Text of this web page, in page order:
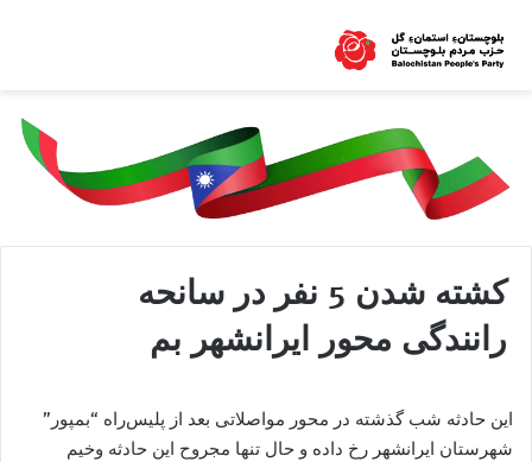
کشته شدن 5 نفر در سانحه
رانندگی محور ایرانشهر بم
این حادثه شب گذشته در محور مواصلاتی بعد از پلیس‌راه “بمپور”
شهرستان ایرانشهر رخ داده و حال تنها مجروح این حادثه وخیم